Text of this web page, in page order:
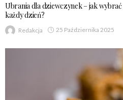
Ubrania dla dziewczynek – jak
każdy dzień?
Redakcja 25 Października 2025